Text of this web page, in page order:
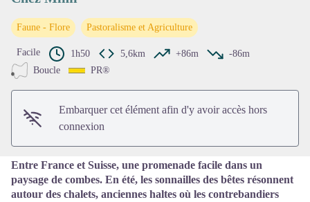
Voir l'image en plein écran
Faune - Flore Pastoralisme et Agriculture
Facile 1h50 5,6km +86m
-86m
Boucle
PR®
Embarquer cet élément afin d'y avoir accès hors
connexion
Entre France et Suisse, une promenade facile dans un
paysage de combes. En été, les sonnailles des bêtes résonnent
autour des chalets, anciennes haltes où les contrebandiers